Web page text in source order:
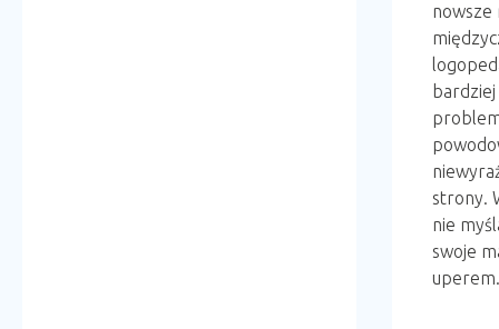
nowsze
strony.
nie
swoje
uperem.